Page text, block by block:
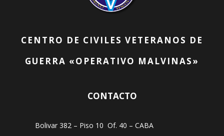
CENTRO DE CIVILES VETERANOS DE
GUERRA «OPERATIVO MALVINAS»
CONTACTO
Bolivar 382 – Piso 10 Of. 40 – CABA